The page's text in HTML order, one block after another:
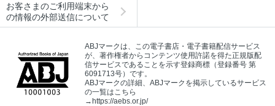
お客さまのご利用端末から
の情報の外部送信について
ABJマークは、この電子書店・電子書籍配信サービス
が、著作権者からコンテンツ使用許諾を得た正規版配
信サービスであることを示す登録商標（登録番号 第
6091713号）です。
ABJマークの詳細、ABJマークを掲示しているサービス
の一覧はこちら
→https://aebs.or.jp/